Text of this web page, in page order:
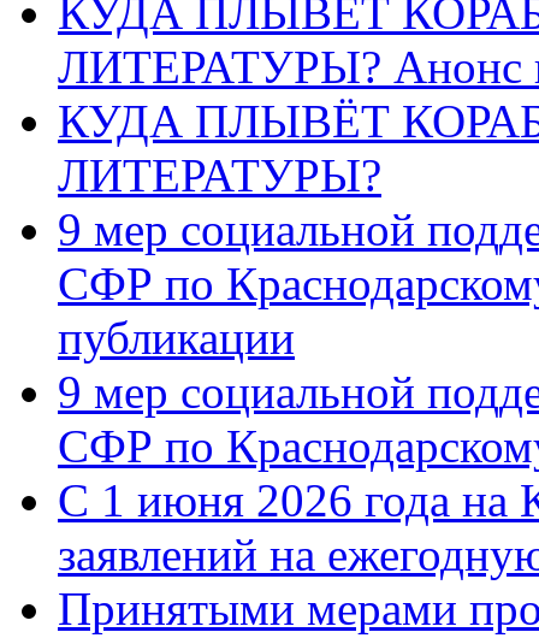
КУДА ПЛЫВЁТ
ЛИТЕРАТУРЫ? Анонс
КУДА ПЛЫВЁТ
ЛИТЕРАТУРЫ?
9 мер социальной
СФР по
публикации
9 мер социальной
СФР по
С 1 июня 2026 года на
заявлений на
Принятыми мерами